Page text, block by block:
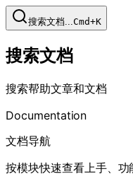
搜索文档...Cmd+K
搜索文档
搜索帮助文章和文档
Documentation
文档导航
按模块快速查看上手、功